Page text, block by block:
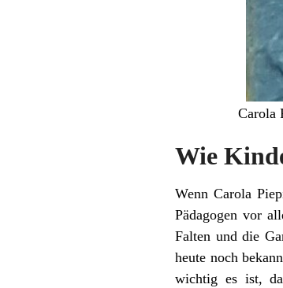
Carola
Wie
Wenn Carola
Pädagogen vor
Falten und die
heute noch
wichtig es ist,